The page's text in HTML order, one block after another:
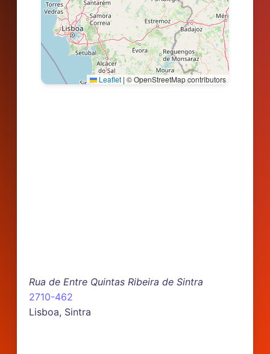
Leaflet | © OpenStreetMap contributors
Rua de Entre Quintas Ribeira de Sintra
2710-462
Lisboa, Sintra